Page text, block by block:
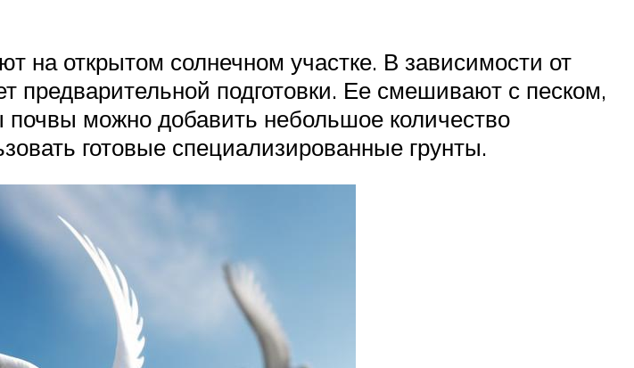
на открытом солнечном участке. В зависимости от
предварительной подготовки. Ее смешивают с песком,
можно добавить небольшое количество
готовые специализированные грунты.